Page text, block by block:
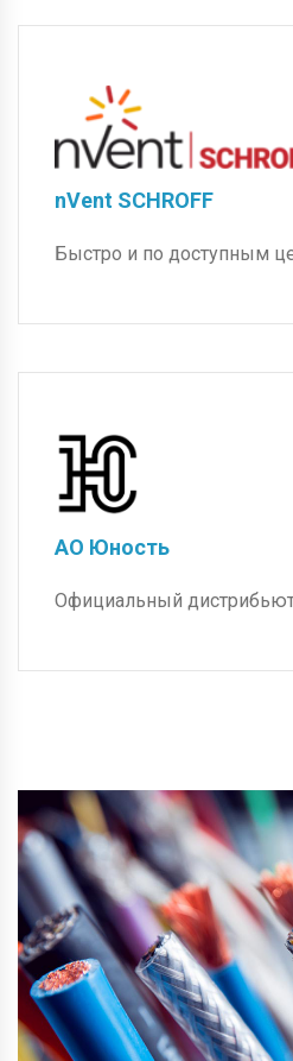
nVent SCHROFF
Быстро и по доступным
АО Юность
Официальный